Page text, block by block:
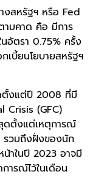
งสหรัฐฯ หรือ Fed
ามคาด คือ มีการ
อัตรา 0.75% ครั้ง
บี้ยนโยบายสหรัฐฯ
ตั้งแต่ปี 2008 ที่มี
Crisis (GFC)
ดตั้งแต่เหตุการณ์
รวมถึงฝั่งของนัก
าในปี 2023 อาจมี
ารณ์ไว้ในเดือน